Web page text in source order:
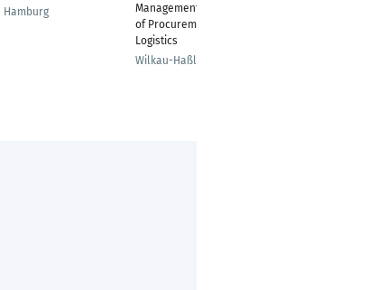
Hamburg
Management & Head
of Procurement and
Logistics
Wilkau-Haßlau